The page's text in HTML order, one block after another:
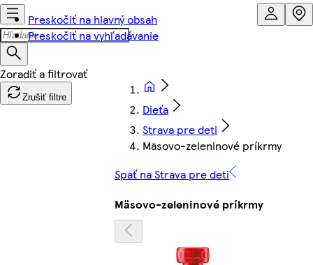
Preskočiť na hlavný obsah
Preskočiť na vyhľadávanie
Zrušiť filtre
Dieťa
Strava pre deti
Mäsovo-zeleninové príkrmy
Späť na Strava pre deti
Mäsovo-zeleninové príkrmy